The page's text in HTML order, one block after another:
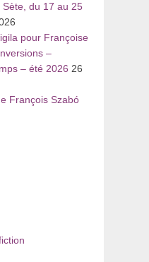
Sète, du 17 au 25
pour Françoise
–
– été 2026 26
François Szabó